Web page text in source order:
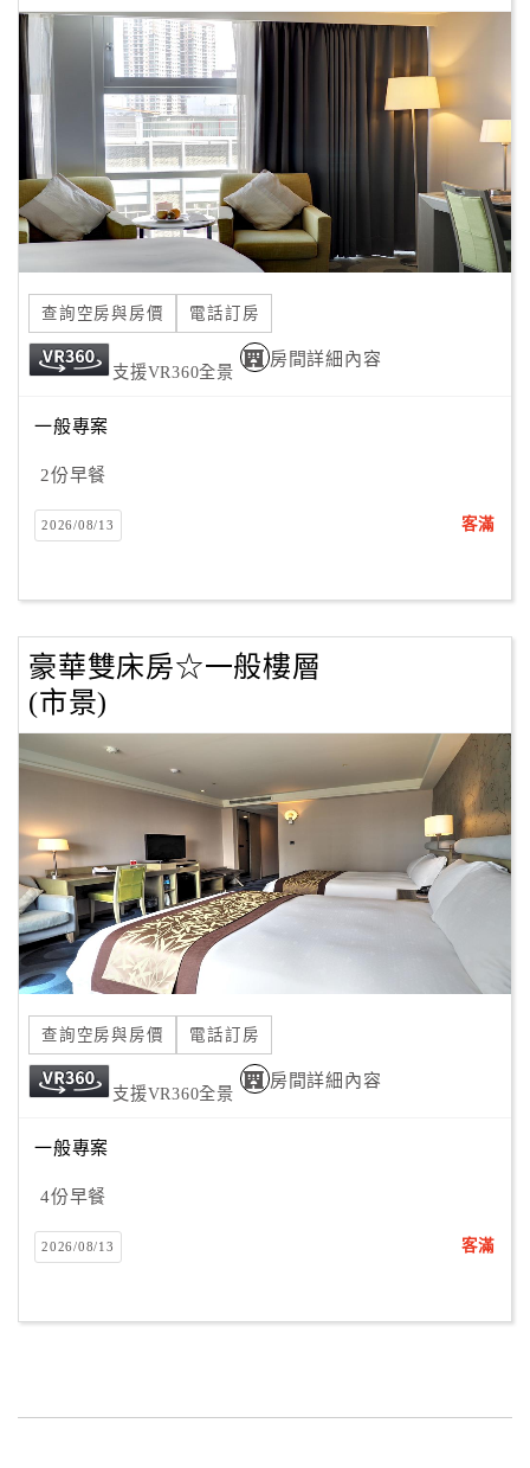
服
聯
絡
單
Line
線
上
客
服
紅
查
訂
房
Q&A
國
卡
訂
房
請
款
收
據
案
查詢空房與房價 電話訂房
支援VR360全景
房間詳細內容
一般專案
2份早餐
2026/08/13 客滿
豪華雙床房☆一般樓層
(市景)
查詢空房與房價 電話訂房
支援VR360全景
房間詳細內容
一般專案
4份早餐
2026/08/13 客滿